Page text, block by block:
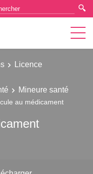
Licence
Mineure santé
au médicament